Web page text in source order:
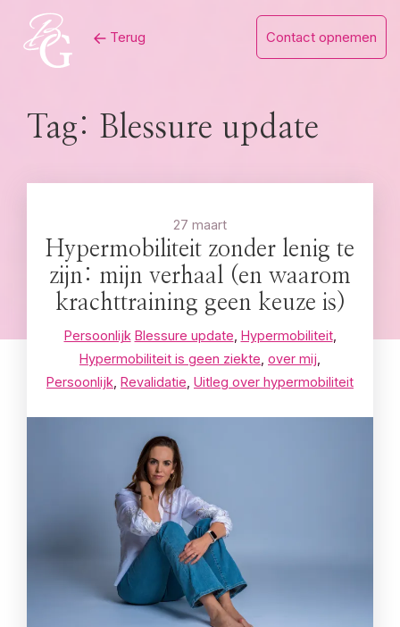
content
Terug Contact opnemen
Tag: Blessure update
27 maart
Hypermobiliteit zonder lenig te
zijn: mijn verhaal (en waarom
krachttraining geen keuze is)
Persoonlijk Blessure update Hypermobiliteit,
Hypermobiliteit is geen ziekte over mij
Persoonlijk Revalidatie Uitleg over hypermobiliteit